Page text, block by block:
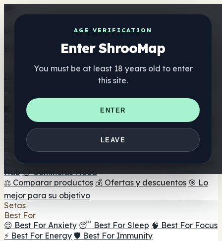
AGE VERIFICATION
Enter ShrooMap
You must be at least 18 years old to enter
this site.
ENTER
LEAVE
Get the ShrooMap app
Better than mobile web — one tap away
Directorio
🏢 Directorio de marcas
📍 Buscador de tiendas
Buscador de tiendas Smartshop
🛒 Headshops en línea
Suplementos
🍬 Gominolas de setas
💊 Cápsulas de setas
💧 Tinturas
de setas 🫙 Polvos de setas ☕ Café con setas 🍫
Chocolate con setas 💨 Mushroom Vapes 🍫 Shroom Bar
Hub 😌 Gominolas Mood
⚖️ Comparar productos 💰 Ofertas y descuentos 🎯 Lo
mejor para su objetivo
Setas
Best For
😌 Best For Anxiety 😴 Best For Sleep 🧠 Best For Focus
⚡ Best For Energy 🛡️ Best For Immunity